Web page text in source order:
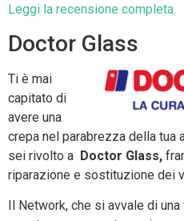
Leggi la recensione completa.
Doctor Glass
Ti è mai
capitato di
avere una
crepa nel parabrezza della tua
sei rivolto a Doctor Glass,
riparazione e sostituzione dei
Il Network, che si avvale di